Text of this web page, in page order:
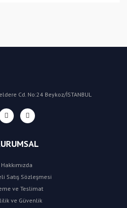
Cd. No:24 Beykoz/İSTANBUL
Hakkımızda
Satış Sözleşmesi
ve Teslimat
ve Güvenlik